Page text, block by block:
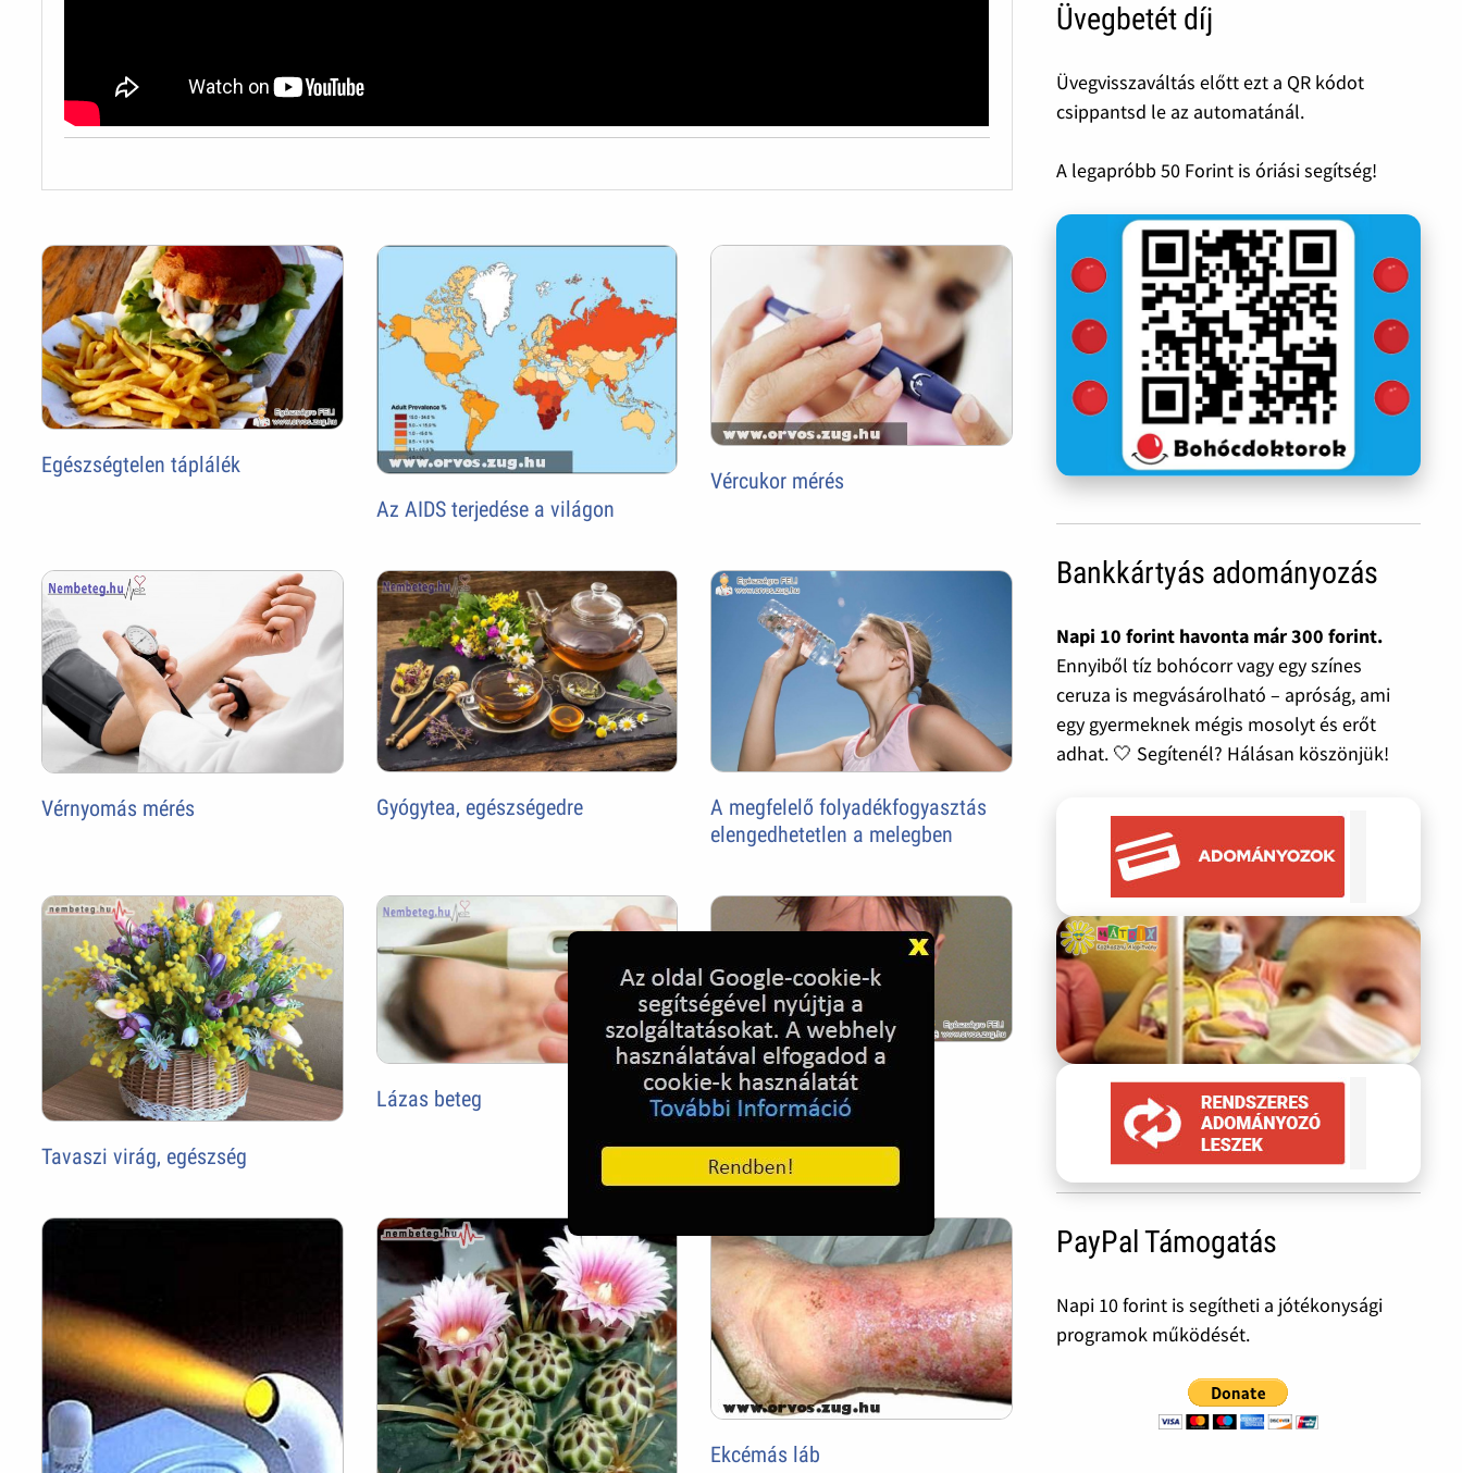
Egészségtelen táplálék
Az AIDS terjedése a világon
Vércukor mérés
Vérnyomás mérés Gyógytea, egészségedre
A megfelelő folyadékfogyasztás
elengedhetetlen a melegben
Tavaszi virág, egészség
Lázas beteg
Szénanátha
Ekcémás láb
Üvegbetét díj
Üvegvisszaváltás előtt ezt a QR kódot
csippantsd le az automatánál.
A legapróbb 50 Forint is óriási segítség!
Bankkártyás adományozás
Napi 10 forint havonta már 300 forint.
Ennyiből tíz bohócorr vagy egy színes
ceruza is megvásárolható – apróság, ami
egy gyermeknek mégis mosolyt és erőt
adhat. 🤍 Segítenél? Hálásan köszönjük!
PayPal Támogatás
Napi 10 forint is segítheti a jótékonysági
programok működését.